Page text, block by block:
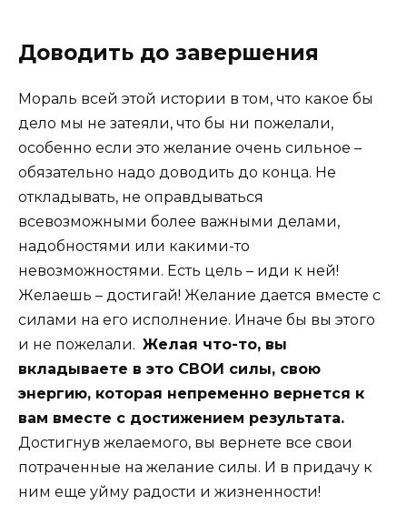
Доводить до завершения
Мораль всей этой истории в том, что какое бы
дело мы не затеяли, что бы ни пожелали,
особенно если это желание очень сильное –
обязательно надо доводить до конца. Не
откладывать, не оправдываться
всевозможными более важными делами,
надобностями или какими-то
невозможностями. Есть цель – иди к ней!
Желаешь – достигай! Желание дается вместе с
силами на его исполнение. Иначе бы вы этого
и не пожелали. Желая что-то, вы
вкладываете в это СВОИ силы, свою
энергию, которая непременно вернется к
вам вместе с достижением результата.
Достигнув желаемого, вы вернете все свои
потраченные на желание силы. И в придачу к
ним еще уйму радости и жизненности!